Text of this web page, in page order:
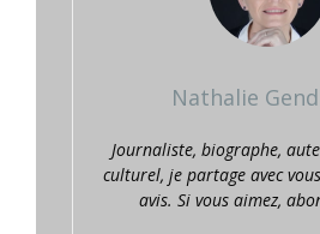
Nathalie
Journaliste, biographe,
culturel, je partage avec
avis. Si vous aimez,